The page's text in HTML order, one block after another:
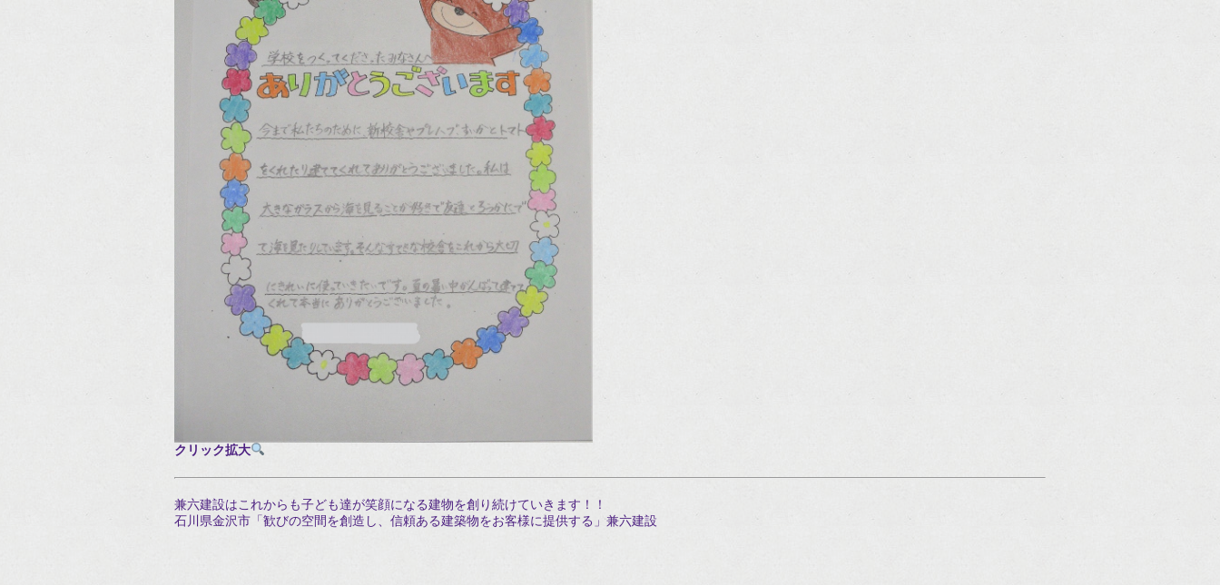
クリック拡大
兼六建設はこれからも子ども達が笑顔になる建物を創り続けていきます！！
石川県金沢市「歓びの空間を創造し、信頼ある建築物をお客様に提供する」兼六建設